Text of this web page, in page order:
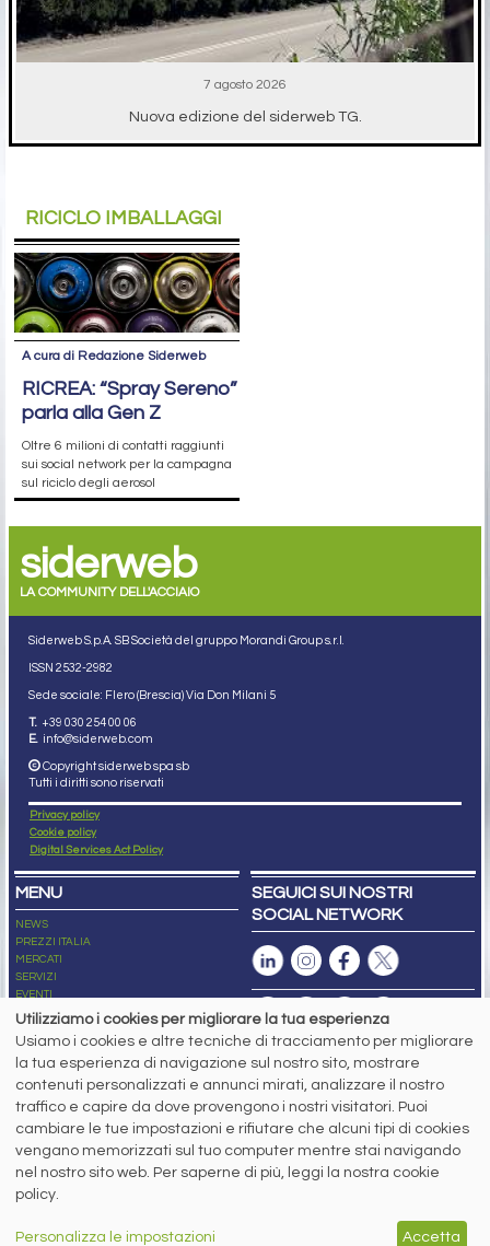
7 agosto 2026
Nuova edizione del siderweb TG.
RICICLO IMBALLAGGI
A cura di Redazione Siderweb
RICREA: “Spray Sereno”
parla alla Gen Z
Oltre 6 milioni di contatti raggiunti
sui social network per la campagna
sul riciclo degli aerosol
siderweb
LA COMMUNITY DELL'ACCIAIO
Siderweb S.p.A. SB Società del gruppo Morandi Group s.r.l.
ISSN 2532-2982
Sede sociale: Flero (Brescia) Via Don Milani 5
T. +39 030 254 00 06
E. info@siderweb.com
Copyright siderweb spa sb
Tutti i diritti sono riservati
Privacy policy
Cookie policy
Digital Services Act Policy
MENU
NEWS
PREZZI ITALIA
MERCATI
SERVIZI
EVENTI
ABBONAMENTI
NEWSLETTER
SEGUICI SUI NOSTRI
SOCIAL NETWORK
Capitale Sociale: 190.000€ interamente versato
Registro delle Imprese di Brescia
Codice Fiscale e Partita I.V.A.:IT03562320170
R.E.A. n. 419331
www.siderweb.com: Autorizzazione del Tribunale di Brescia n. 11/2004 del 17
marzo 2004, Iscrizione al R.O.C. n. 26116.
Direttrice Responsabile:
Elisa Bonomelli
Stefano Gennari
Utilizziamo i cookies per migliorare la tua esperienza
Usiamo i cookies e altre tecniche di tracciamento per migliorare
la tua esperienza di navigazione sul nostro sito, mostrare
contenuti personalizzati e annunci mirati, analizzare il nostro
traffico e capire da dove provengono i nostri visitatori. Puoi
cambiare le tue impostazioni e rifiutare che alcuni tipi di cookies
vengano memorizzati sul tuo computer mentre stai navigando
nel nostro sito web. Per saperne di più, leggi la nostra cookie
policy.
Personalizza le impostazioni Accetta